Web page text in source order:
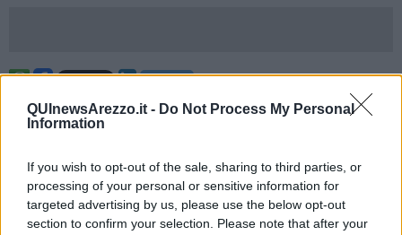
QUInewsArezzo.it - Do Not Process My Personal
Information
If you wish to opt-out of the sale, sharing to third parties, or
processing of your personal or sensitive information for
targeted advertising by us, please use the below opt-out
section to confirm your selection. Please note that after your
AREZZO —Investita invia Mochi. Questa mattina un'anziana
signora stava camminando sul marciapiede, aiutata dal suo
uscire in retromarcia, per poi immettersi sulla strada in direzione
della rotatoria della tangenziale urbana. L'urto è stato inevitabile.
Stavo facendo manovra, non l'ho proprio vista, per fortuna andavo